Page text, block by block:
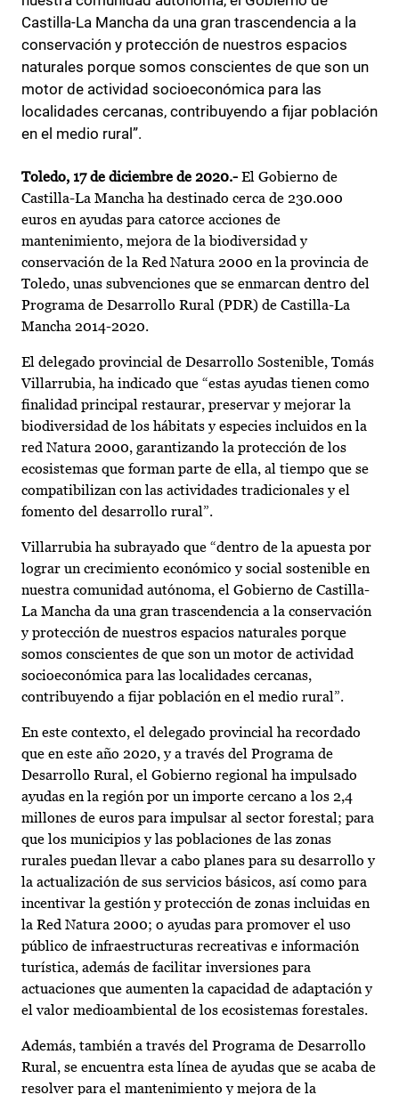
Castilla-La Mancha da una gran trascendencia a la
conservación y protección de nuestros espacios
naturales porque somos conscientes de que son un
motor de actividad socioeconómica para las
localidades cercanas, contribuyendo a fijar población
en el medio rural”.
Toledo, 17 de diciembre de 2020.- El Gobierno de
Castilla-La Mancha ha destinado cerca de 230.000
euros en ayudas para catorce acciones de
mantenimiento, mejora de la biodiversidad y
conservación de la Red Natura 2000 en la provincia de
Toledo, unas subvenciones que se enmarcan dentro del
Programa de Desarrollo Rural (PDR) de Castilla-La
Mancha 2014-2020.
El delegado provincial de Desarrollo Sostenible, Tomás
Villarrubia, ha indicado que “estas ayudas tienen como
finalidad principal restaurar, preservar y mejorar la
biodiversidad de los hábitats y especies incluidos en la
red Natura 2000, garantizando la protección de los
ecosistemas que forman parte de ella, al tiempo que se
compatibilizan con las actividades tradicionales y el
fomento del desarrollo rural”.
Villarrubia ha subrayado que “dentro de la apuesta por
lograr un crecimiento económico y social sostenible en
nuestra comunidad autónoma, el Gobierno de Castilla-
La Mancha da una gran trascendencia a la conservación
y protección de nuestros espacios naturales porque
somos conscientes de que son un motor de actividad
socioeconómica para las localidades cercanas,
contribuyendo a fijar población en el medio rural”.
En este contexto, el delegado provincial ha recordado
que en este año 2020, y a través del Programa de
Desarrollo Rural, el Gobierno regional ha impulsado
ayudas en la región por un importe cercano a los 2,4
millones de euros para impulsar al sector forestal; para
que los municipios y las poblaciones de las zonas
rurales puedan llevar a cabo planes para su desarrollo y
la actualización de sus servicios básicos, así como para
incentivar la gestión y protección de zonas incluidas en
la Red Natura 2000; o ayudas para promover el uso
público de infraestructuras recreativas e información
turística, además de facilitar inversiones para
actuaciones que aumenten la capacidad de adaptación y
el valor medioambiental de los ecosistemas forestales.
Además, también a través del Programa de Desarrollo
Rural, se encuentra esta línea de ayudas que se acaba de
resolver para el mantenimiento y mejora de la